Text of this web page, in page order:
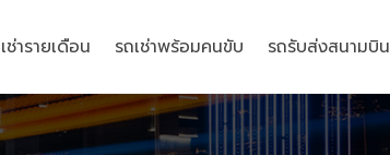
ช่ารายเดือน รถเช่าพร้อมคนขับ รถรับส่งสนามบิน